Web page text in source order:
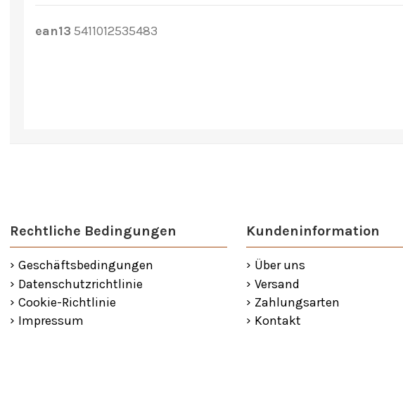
ean13 5411012535483
Rechtliche Bedingungen
Geschäftsbedingungen
Datenschutzrichtlinie
Cookie-Richtlinie
Impressum
Kundeninformation
Über uns
Versand
Zahlungsarten
Kontakt